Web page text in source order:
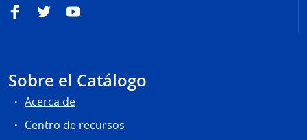
FacebookTwitterYouTube
Sobre el Catálogo
Acerca de
Centro de recursos